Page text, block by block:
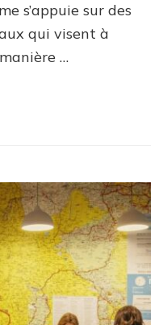
s’appuie sur des
qui visent à
…